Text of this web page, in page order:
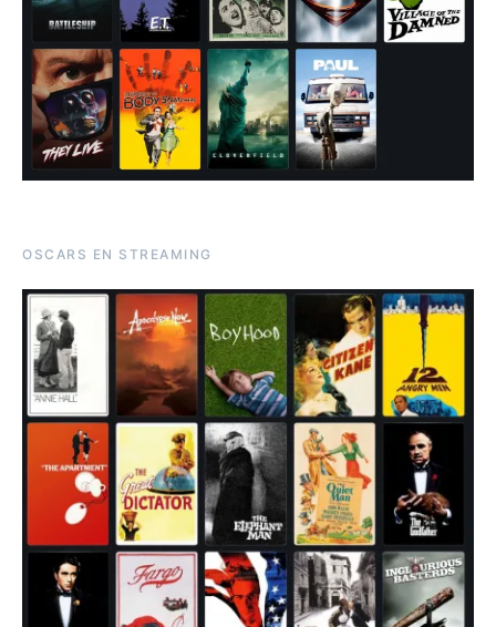
OSCARS EN STREAMING